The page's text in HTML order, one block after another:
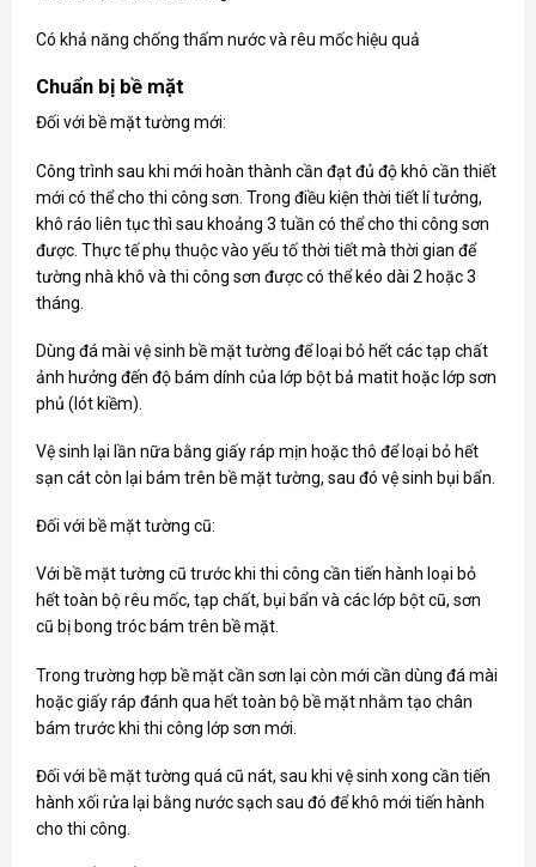
Có khả năng chống thấm nước và rêu mốc hiệu quả
Chuẩn bị bề mặt
Đối với bề mặt tường mới:
Công trình sau khi mới hoàn thành cần đạt đủ độ khô cần thiết
mới có thể cho thi công sơn. Trong điều kiện thời tiết lí tưởng,
khô ráo liên tục thì sau khoảng 3 tuần có thể cho thi công sơn
được. Thực tế phụ thuộc vào yếu tố thời tiết mà thời gian để
tường nhà khô và thi công sơn được có thể kéo dài 2 hoặc 3
tháng.
Dùng đá mài vệ sinh bề mặt tường để loại bỏ hết các tạp chất
ảnh hưởng đến độ bám dính của lớp bột bả matit hoặc lớp sơn
phủ (lót kiềm).
Vệ sinh lại lần nữa bằng giấy ráp mịn hoặc thô để loại bỏ hết
sạn cát còn lại bám trên bề mặt tường, sau đó vệ sinh bụi bẩn.
Đối với bề mặt tường cũ:
Với bề mặt tường cũ trước khi thi công cần tiến hành loại bỏ
hết toàn bộ rêu mốc, tạp chất, bụi bẩn và các lớp bột cũ, sơn
cũ bị bong tróc bám trên bề mặt.
Trong trường hợp bề mặt cần sơn lại còn mới cần dùng đá mài
hoặc giấy ráp đánh qua hết toàn bộ bề mặt nhằm tạo chân
bám trước khi thi công lớp sơn mới.
Đối với bề mặt tường quá cũ nát, sau khi vệ sinh xong cần tiến
hành xối rửa lại bằng nước sạch sau đó để khô mới tiến hành
cho thi công.